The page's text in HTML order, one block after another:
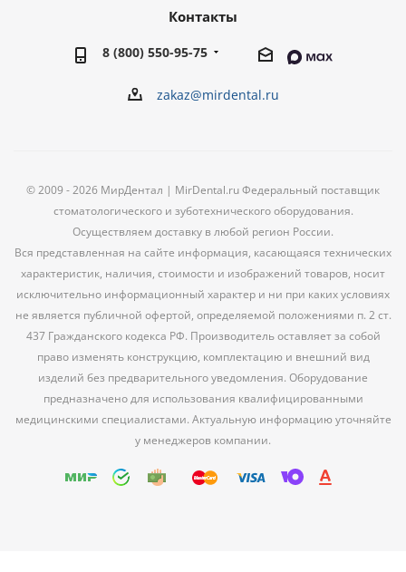
Контакты
8 (800) 550-95-75
zakaz@mirdental.ru
© 2009 - 2026 МирДентал | MirDental.ru Федеральный поставщик
стоматологического и зуботехнического оборудования.
Осуществляем доставку в любой регион России.
Вся представленная на сайте информация, касающаяся технических
характеристик, наличия, стоимости и изображений товаров, носит
исключительно информационный характер и ни при каких условиях
не является публичной офертой, определяемой положениями п. 2 ст.
437 Гражданского кодекса РФ. Производитель оставляет за собой
право изменять конструкцию, комплектацию и внешний вид
изделий без предварительного уведомления. Оборудование
предназначено для использования квалифицированными
медицинскими специалистами. Актуальную информацию уточняйте
у менеджеров компании.